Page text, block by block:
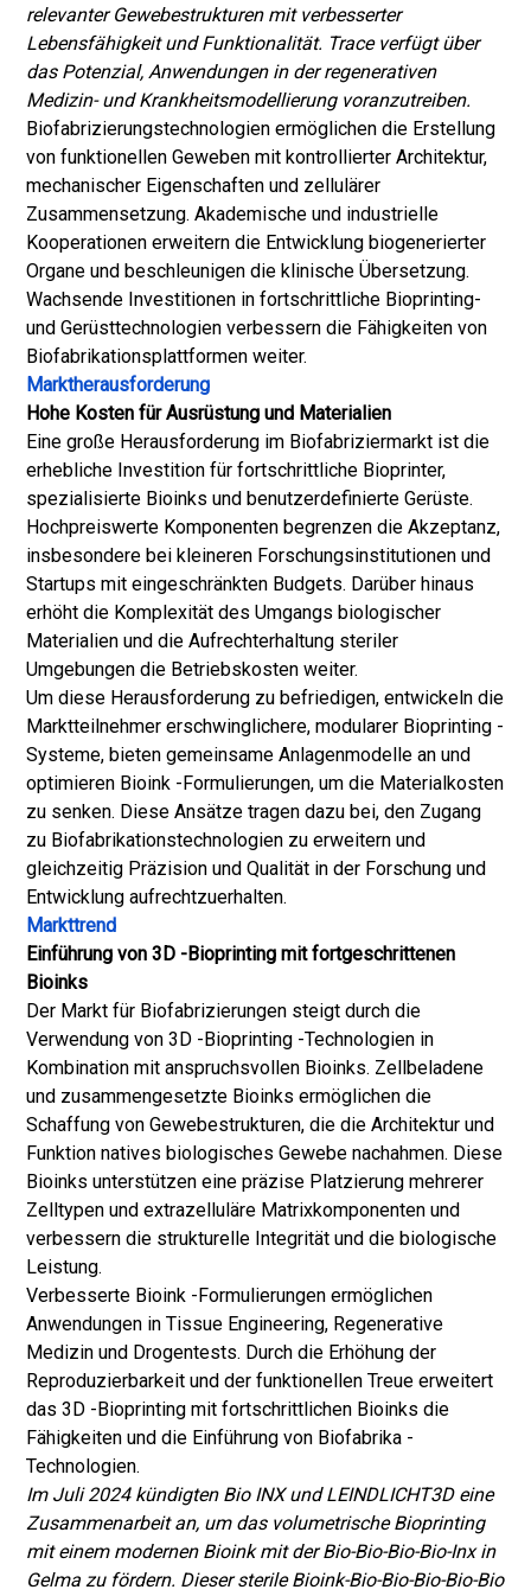
relevanter Gewebestrukturen mit verbesserter
Lebensfähigkeit und Funktionalität. Trace verfügt über
das Potenzial, Anwendungen in der regenerativen
Medizin- und Krankheitsmodellierung voranzutreiben.
Biofabrizierungstechnologien ermöglichen die Erstellung
von funktionellen Geweben mit kontrollierter Architektur,
mechanischer Eigenschaften und zellulärer
Zusammensetzung. Akademische und industrielle
Kooperationen erweitern die Entwicklung biogenerierter
Organe und beschleunigen die klinische Übersetzung.
Wachsende Investitionen in fortschrittliche Bioprinting-
und Gerüsttechnologien verbessern die Fähigkeiten von
Biofabrikationsplattformen weiter.
Marktherausforderung
Hohe Kosten für Ausrüstung und Materialien
Eine große Herausforderung im Biofabriziermarkt ist die
erhebliche Investition für fortschrittliche Bioprinter,
spezialisierte Bioinks und benutzerdefinierte Gerüste.
Hochpreiswerte Komponenten begrenzen die Akzeptanz,
insbesondere bei kleineren Forschungsinstitutionen und
Startups mit eingeschränkten Budgets. Darüber hinaus
erhöht die Komplexität des Umgangs biologischer
Materialien und die Aufrechterhaltung steriler
Umgebungen die Betriebskosten weiter.
Um diese Herausforderung zu befriedigen, entwickeln die
Marktteilnehmer erschwinglichere, modularer Bioprinting -
Systeme, bieten gemeinsame Anlagenmodelle an und
optimieren Bioink -Formulierungen, um die Materialkosten
zu senken. Diese Ansätze tragen dazu bei, den Zugang
zu Biofabrikationstechnologien zu erweitern und
gleichzeitig Präzision und Qualität in der Forschung und
Entwicklung aufrechtzuerhalten.
Markttrend
Einführung von 3D -Bioprinting mit fortgeschrittenen
Bioinks
Der Markt für Biofabrizierungen steigt durch die
Verwendung von 3D -Bioprinting -Technologien in
Kombination mit anspruchsvollen Bioinks. Zellbeladene
und zusammengesetzte Bioinks ermöglichen die
Schaffung von Gewebestrukturen, die die Architektur und
Funktion natives biologisches Gewebe nachahmen. Diese
Bioinks unterstützen eine präzise Platzierung mehrerer
Zelltypen und extrazelluläre Matrixkomponenten und
verbessern die strukturelle Integrität und die biologische
Leistung.
Verbesserte Bioink -Formulierungen ermöglichen
Anwendungen in Tissue Engineering, Regenerative
Medizin und Drogentests. Durch die Erhöhung der
Reproduzierbarkeit und der funktionellen Treue erweitert
das 3D -Bioprinting mit fortschrittlichen Bioinks die
Fähigkeiten und die Einführung von Biofabrika -
Technologien.
Im Juli 2024 kündigten Bio INX und LEINDLICHT3D eine
Zusammenarbeit an, um das volumetrische Bioprinting
mit einem modernen Bioink mit der Bio-Bio-Bio-Bio-Inx in
Gelma zu fördern. Dieser sterile Bioink-Bio-Bio-Bio-Bio-Bio